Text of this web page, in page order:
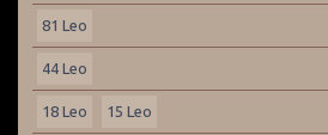
81 Leo
44 Leo
18 Leo 15 Leo